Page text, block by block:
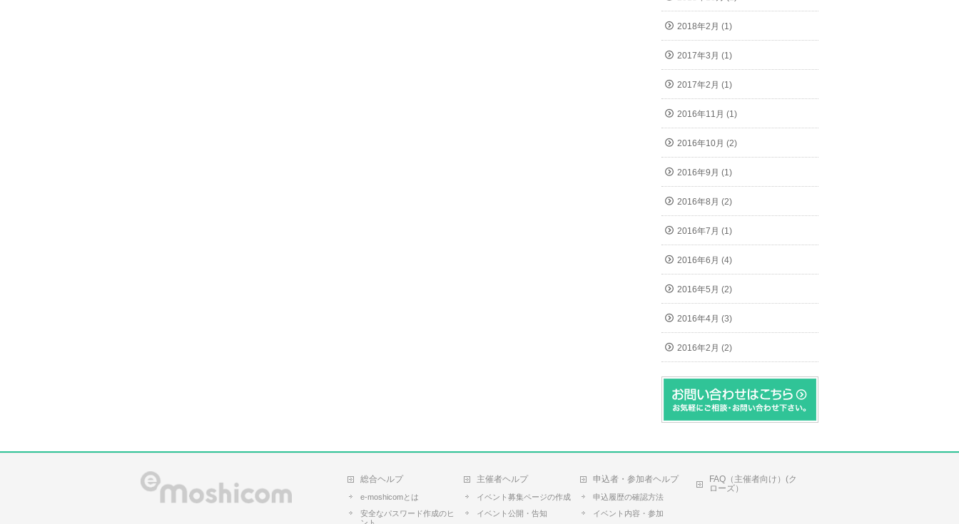
2018年2月 (1)
2017年3月 (1)
2017年2月 (1)
2016年11月 (1)
2016年10月 (2)
2016年9月 (1)
2016年8月 (2)
2016年7月 (1)
2016年6月 (4)
2016年5月 (2)
2016年4月 (3)
2016年2月 (2)
総合ヘルプ
e-moshicomとは
安全なパスワード作成のヒ
主催者ヘルプ
イベント募集ページの作成
イベント公開・告知
申込者・参加者ヘルプ
申込履歴の確認方法
イベント内容・参加
FAQ（主催者向け）(ク
ローズ）